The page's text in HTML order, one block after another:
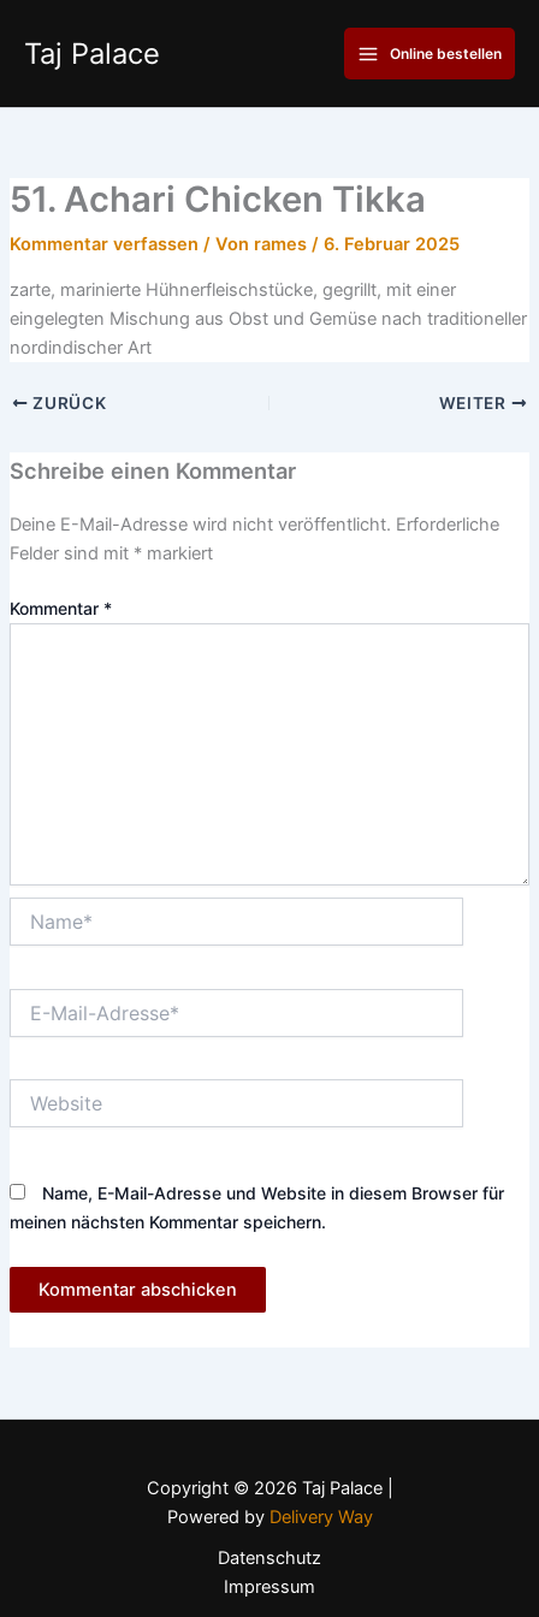
Inhalt
springen
Taj Palace
Main
Menu
Online bestellen
51. Achari Chicken Tikka
Kommentar verfassen / Von rames / 6. Februar 2025
zarte, marinierte Hühnerfleischstücke, gegrillt, mit einer
eingelegten Mischung aus Obst und Gemüse nach traditioneller
nordindischer Art
ZURÜCK WEITER
Schreibe einen Kommentar
Deine E-Mail-Adresse wird nicht veröffentlicht. Erforderliche
Felder sind mit *markiert
Kommentar *
Mail-
Name, E-Mail-Adresse und Website in diesem Browser für
meinen nächsten Kommentar speichern.
Copyright © 2026 Taj Palace |
Powered by Delivery Way
Datenschutz
Impressum